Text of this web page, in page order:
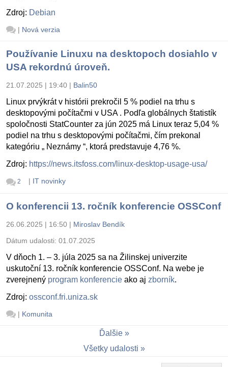
Zdroj: Debian
| Nová verzia
Používanie Linuxu na desktopoch dosiahlo v
USA rekordnú úroveň.
21.07.2025 | 19:40 | Balin50
Linux prvýkrát v histórii prekročil 5 % podiel na trhu s
desktopovými počítačmi v USA . Podľa globálnych štatistík
spoločnosti StatCounter za jún 2025 má Linux teraz 5,04 %
podiel na trhu s desktopovými počítačmi, čím prekonal
kategóriu „ Neznámy “, ktorá predstavuje 4,76 %.
Zdroj: https://news.itsfoss.com/linux-desktop-usage-usa/
2 | IT novinky
O konferencii 13. ročník konferencie OSSConf
26.06.2025 | 16:50 | Miroslav Bendík
Dátum udalosti: 01.07.2025
V dňoch 1. – 3. júla 2025 sa na Žilinskej univerzite
uskutoční 13. ročník konferencie OSSConf. Na webe je
zverejnený program konferencie ako aj zborník.
Zdroj: ossconf.fri.uniza.sk
| Komunita
Ďalšie
Všetky udalosti